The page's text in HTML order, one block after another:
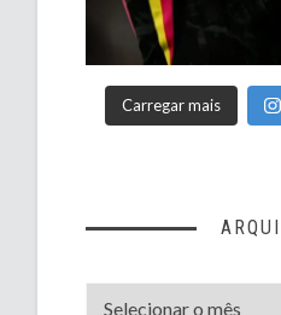
Carregar mais